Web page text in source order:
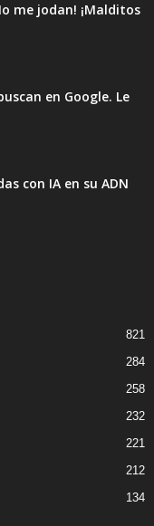
me jodan! ¡Malditos
en Google. Le
con IA en su ADN
821
284
258
232
221
212
134